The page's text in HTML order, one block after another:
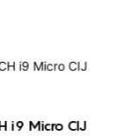
i9 Micro CIJ